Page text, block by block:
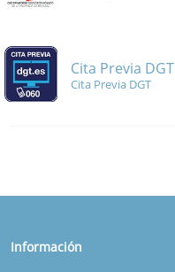
Cita Previa DGT
Cita Previa DGT
Información